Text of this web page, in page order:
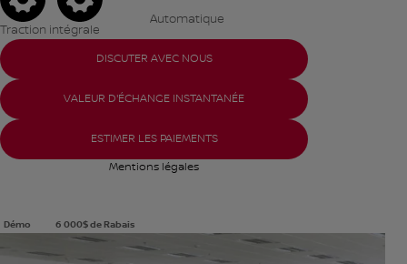
Traction intégrale
Automatique
DISCUTER AVEC NOUS
VALEUR D'ÉCHANGE INSTANTANÉE
ESTIMER LES PAIEMENTS
Mentions légales
Démo 6 000$de Rabais
Afficher 8 images en plus